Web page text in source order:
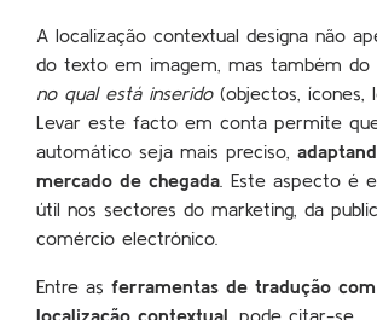
A localização contextual designa não
do texto em imagem, mas também do
no qual está inserido(objectos, ícones,
Levar este facto em conta permite
automático seja mais preciso,
mercado de chegada . Este aspecto é
útil nos sectores do marketing, da
comércio electrónico.
Entre asferramentas de tradução
localização contextual , pode citar-se